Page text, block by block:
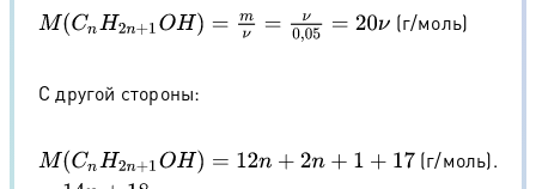
M(CnH2n+1OH)=mν= ν0 05= 20 (г/моль)
С другой стороны:
M(CnH2n+1OH)=12n +2n +1+17=14n+18 (г/моль).